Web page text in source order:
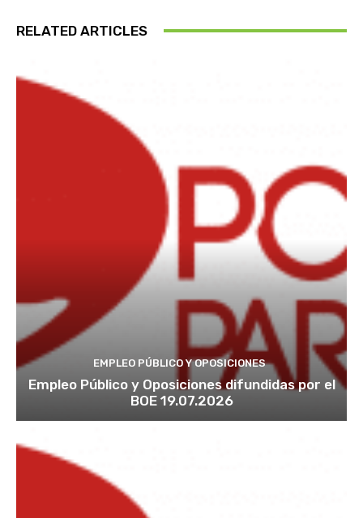
RELATED ARTICLES
EMPLEO PÚBLICO Y OPOSICIONES
Empleo Público y Oposiciones difundidas por el
BOE 19.07.2026